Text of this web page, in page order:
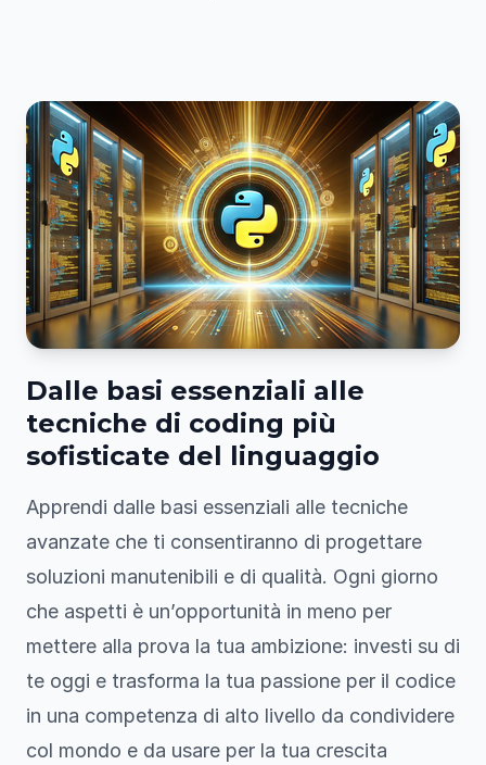
Dalle basi essenziali alle
tecniche di coding più
sofisticate del linguaggio
Apprendi dalle basi essenziali alle tecniche
avanzate che ti consentiranno di progettare
soluzioni manutenibili e di qualità. Ogni giorno
che aspetti è un’opportunità in meno per
mettere alla prova la tua ambizione: investi su di
te oggi e trasforma la tua passione per il codice
in una competenza di alto livello da condividere
col mondo e da usare per la tua crescita